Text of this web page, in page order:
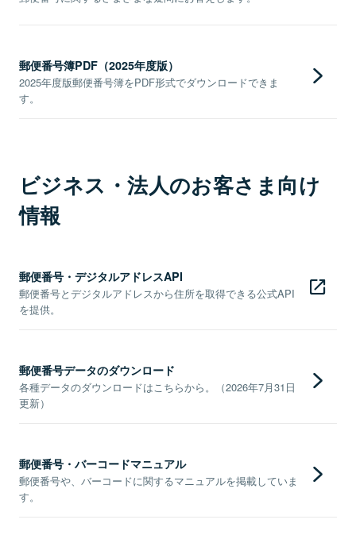
郵便番号簿PDF（2025年度版）
2025年度版郵便番号簿をPDF形式でダウンロードできま
す。
ビジネス・法人のお客さま向け
情報
郵便番号・デジタルアドレスAPI
郵便番号とデジタルアドレスから住所を取得できる公式API
を提供。
郵便番号データのダウンロード
各種データのダウンロードはこちらから。（2026年7月31日
更新）
郵便番号・バーコードマニュアル
郵便番号や、バーコードに関するマニュアルを掲載していま
す。